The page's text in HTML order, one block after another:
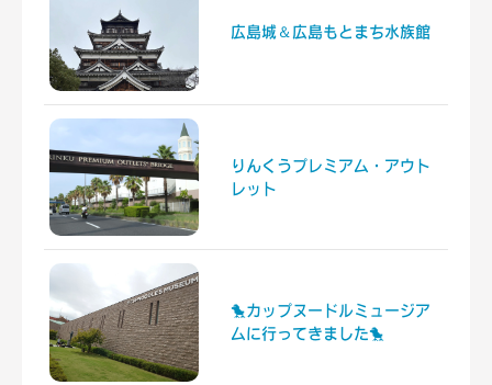
広島城＆広島もとまち水族館
りんくうプレミアム・アウト
レット
🐤カップヌードルミュージア
ムに行ってきました🐤